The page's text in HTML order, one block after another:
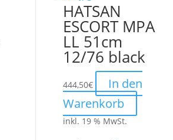
HATSAN
ESCORT MPA
LL 51cm
12/76 black
444,50€
In den
Warenkorb
inkl. 19 % MwSt.